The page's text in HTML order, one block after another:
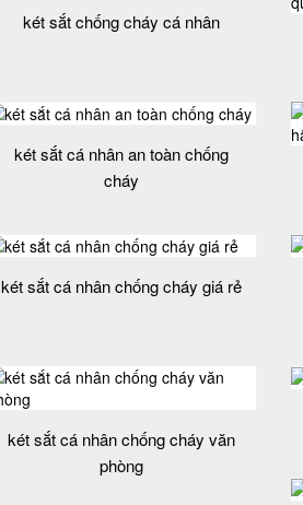
két sắt chống cháy cá nhân
két sắt cá nhân an toàn chống
cháy
két sắt cá nhân chống cháy giá rẻ
két sắt cá nhân chống cháy văn
phòng